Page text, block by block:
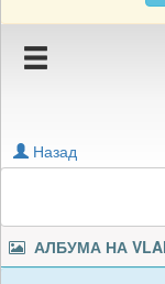
Подаръците на
Картичките на
Блокирай
Назад
АЛБУМА НА